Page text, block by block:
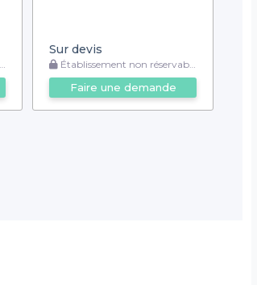
Sur devis
Établissement non réservable
Faire une demande